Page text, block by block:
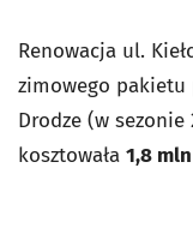
Renowacja ul.
zimowego pakietu
Drodze (w
kosztowała 1,8 mln